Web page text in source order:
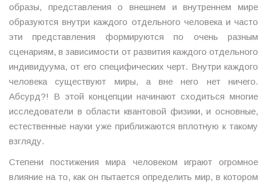
образы, представления о внешнем и внутреннем мире
образуются внутри каждого отдельного человека и часто
эти представления формируются по очень разным
сценариям, в зависимости от развития каждого отдельного
индивидуума, от его специфических черт. Внутри каждого
человека существуют миры, а вне него нет ничего.
Абсурд?! В этой концепции начинают сходиться многие
исследователи в области квантовой физики, и основные,
естественные науки уже приближаются вплотную к такому
взгляду.
Степени постижения мира человеком играют огромное
влияние на то, как он пытается определить мир, в котором